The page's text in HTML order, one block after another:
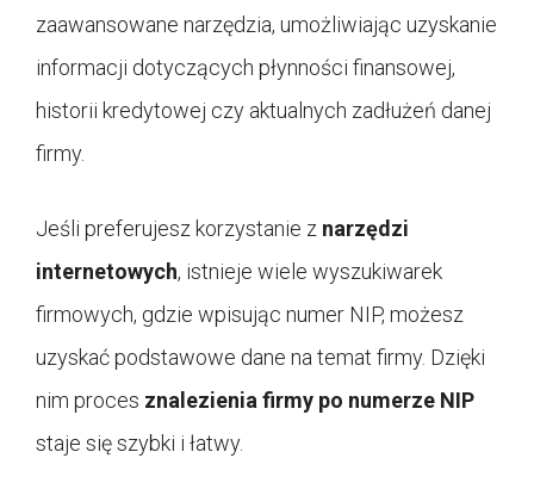
zaawansowane narzędzia, umożliwiając uzyskanie
informacji dotyczących płynności finansowej,
historii kredytowej czy aktualnych zadłużeń danej
firmy.
Jeśli preferujesz korzystanie z narzędzi
internetowych, istnieje wiele wyszukiwarek
firmowych, gdzie wpisując numer NIP, możesz
uzyskać podstawowe dane na temat firmy. Dzięki
nim proces znalezienia firmy po numerze NIP
staje się szybki i łatwy.